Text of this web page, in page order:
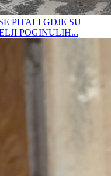
PITALI GDJE SU
POGINULIH...